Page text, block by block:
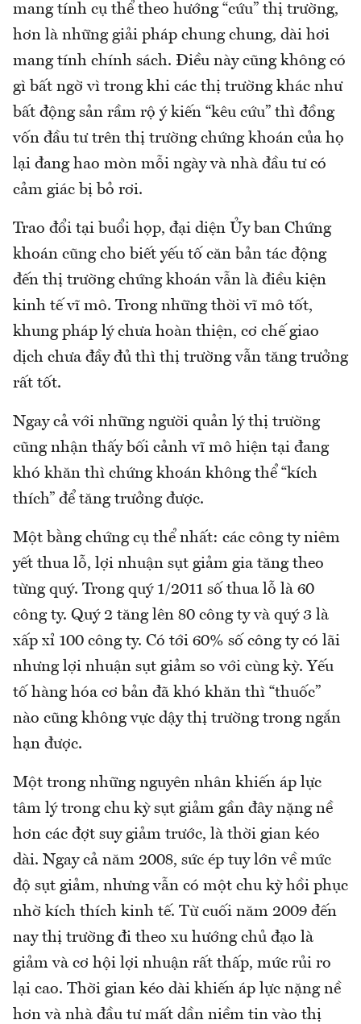
mang tính cụ thể theo hướng “cứu” thị trường,
hơn là những giải pháp chung chung, dài hơi
mang tính chính sách. Điều này cũng không có
gì bất ngờ vì trong khi các thị trường khác như
bất động sản rầm rộ ý kiến “kêu cứu” thì đồng
vốn đầu tư trên thị trường chứng khoán của họ
lại đang hao mòn mỗi ngày và nhà đầu tư có
cảm giác bị bỏ rơi.
Trao đổi tại buổi họp, đại diện Ủy ban Chứng
khoán cũng cho biết yếu tố căn bản tác động
đến thị trường chứng khoán vẫn là điều kiện
kinh tế vĩ mô. Trong những thời vĩ mô tốt,
khung pháp lý chưa hoàn thiện, cơ chế giao
dịch chưa đầy đủ thì thị trường vẫn tăng trưởng
rất tốt.
Ngay cả với những người quản lý thị trường
cũng nhận thấy bối cảnh vĩ mô hiện tại đang
khó khăn thì chứng khoán không thể “kích
thích” để tăng trưởng được.
Một bằng chứng cụ thể nhất: các công ty niêm
yết thua lỗ, lợi nhuận sụt giảm gia tăng theo
từng quý. Trong quý 1/2011 số thua lỗ là 60
công ty. Quý 2 tăng lên 80 công ty và quý 3 là
xấp xỉ 100 công ty. Có tới 60% số công ty có lãi
nhưng lợi nhuận sụt giảm so với cùng kỳ. Yếu
tố hàng hóa cơ bản đã khó khăn thì “thuốc”
nào cũng không vực dậy thị trường trong ngắn
hạn được.
Một trong những nguyên nhân khiến áp lực
tâm lý trong chu kỳ sụt giảm gần đây nặng nề
hơn các đợt suy giảm trước, là thời gian kéo
dài. Ngay cả năm 2008, sức ép tuy lớn về mức
độ sụt giảm, nhưng vẫn có một chu kỳ hồi phục
nhờ kích thích kinh tế. Từ cuối năm 2009 đến
nay thị trường đi theo xu hướng chủ đạo là
giảm và cơ hội lợi nhuận rất thấp, mức rủi ro
lại cao. Thời gian kéo dài khiến áp lực nặng nề
hơn và nhà đầu tư mất dần niềm tin vào thị